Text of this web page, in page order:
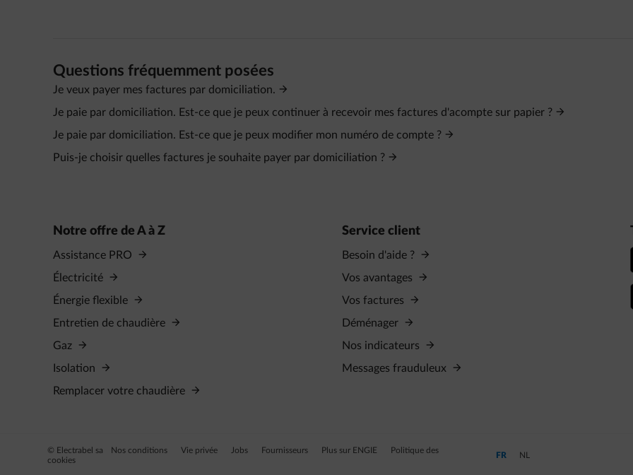
Questions fréquemment posées
Je veux payer mes factures par domiciliation.
Je paie par domiciliation. Est-ce que je peux continuer à recevoir mes factures d'acompte sur papier ?
Je paie par domiciliation. Est-ce que je peux modifier mon numéro de compte ?
Puis-je choisir quelles factures je souhaite payer par domiciliation ?
Notre offre de A à Z
Assistance PRO
Électricité
Énergie flexible
Entretien de chaudière
Gaz
Isolation
Remplacer votre chaudière
Service client
Besoin d'aide ?
Vos avantages
Vos factures
Déménager
Nos indicateurs
Messages frauduleux
© Electrabel sa Nos conditions Vie privée Jobs Fournisseurs Plus sur ENGIE
Politique des
cookies
Passer en Français (Langue actuelle)
FR Passer en Néerlandais
NL